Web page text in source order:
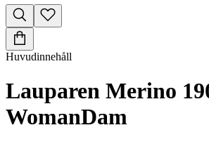
Huvudinnehåll
Lauparen Merino
WomanDam